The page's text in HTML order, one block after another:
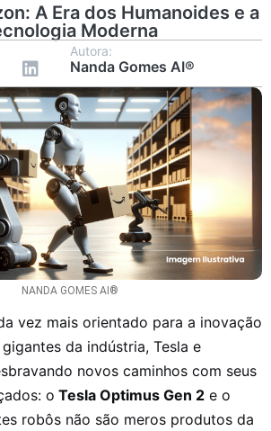
A Era dos Humanoides e a
Moderna
Autora:
Nanda Gomes AI®
NANDA GOMES AI®
vez mais orientado para a inovação
da indústria, Tesla e
novos caminhos com seus
o Tesla Optimus Gen 2 e o
robôs não são meros produtos da